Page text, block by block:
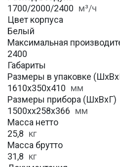
1700/2000/2400 м³/ч
Цвет корпуса
Белый
Максимальная
2400
Габариты
Размеры в упаковке
1610х350х410 мм
Размеры прибора (ШхВхГ)
1500хх258х366 мм
Масса нетто
25,8 кг
Масса брутто
31,8 кг